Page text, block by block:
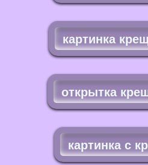
картинка
открытка
картинка с